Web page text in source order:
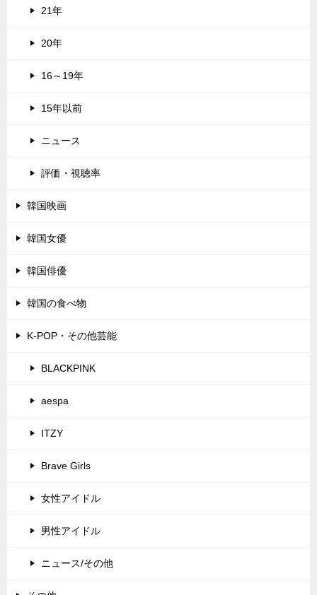
21年
20年
16～19年
15年以前
ニュース
評価・視聴率
韓国映画
韓国女優
韓国俳優
韓国の食べ物
K-POP・その他芸能
BLACKPINK
aespa
ITZY
Brave Girls
女性アイドル
男性アイドル
ニュース/その他